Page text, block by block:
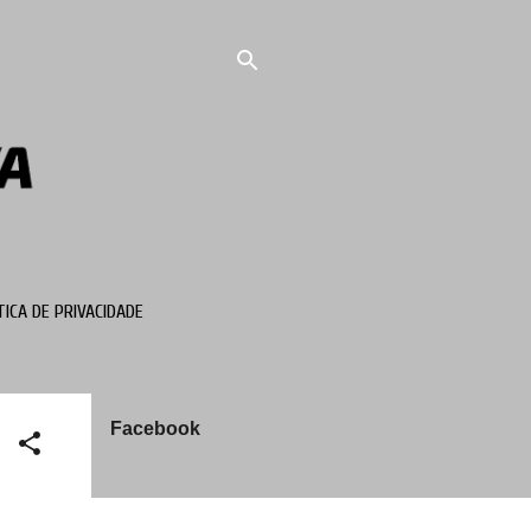
DE PRIVACIDADE
Facebook